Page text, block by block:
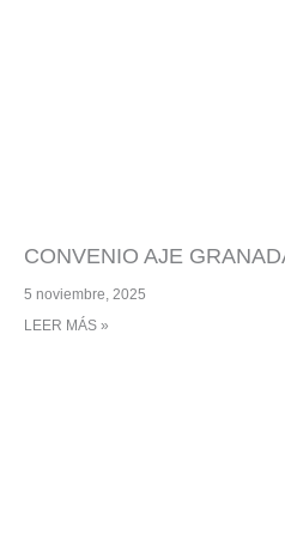
CONVENIO AJE
5 noviembre, 2025
LEER MÁS »